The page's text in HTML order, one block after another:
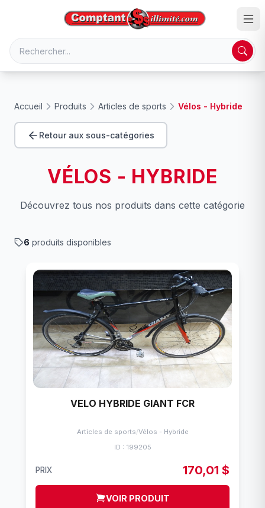
Accueil Produits Articles de sports Vélos - Hybride
Retour aux sous-catégories
VÉLOS - HYBRIDE
Découvrez tous nos produits dans cette catégorie
6 produits disponibles
VELO HYBRIDE GIANT FCR
Articles de sports/Vélos - Hybride
ID : 199205
PRIX 170,01 $
VOIR PRODUIT